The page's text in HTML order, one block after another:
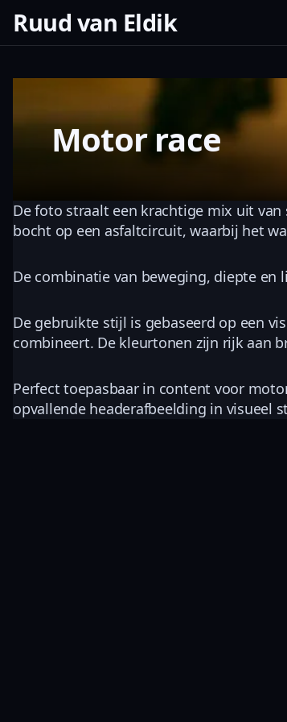
Ruud van Eldik
Motor race
De foto straalt een krachtige mix uit
bocht op een asfaltcircuit, waarbij het
De combinatie van beweging, diepte en
De gebruikte stijl is gebaseerd op een
combineert. De kleurtonen zijn rijk aan
Perfect toepasbaar in content voor
opvallende headerafbeelding in visueel